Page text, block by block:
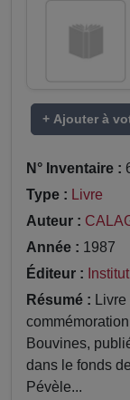
+ Ajouter à
N° Inventaire :
Type : Livre
Auteur :
Année : 1987
Éditeur :
Résumé :
Bouvines,
dans le fonds
Pévèle...